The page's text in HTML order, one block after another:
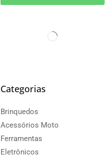
Categorias
Brinquedos
Acessórios Moto
Ferramentas
Eletrônicos